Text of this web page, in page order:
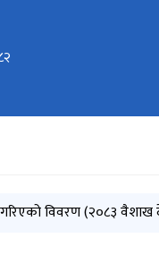
084-Bid-01)
को बैठक (२०८३-०४-१४)
विवरण (२०८३